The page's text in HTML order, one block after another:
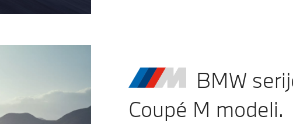
BMW
Coupé M modeli.